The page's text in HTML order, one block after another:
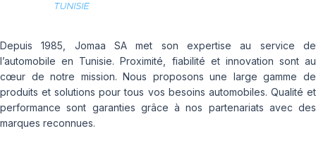
Depuis 1985, Jomaa SA met son expertise au service de
l’automobile en Tunisie. Proximité, fiabilité et innovation sont au
cœur de notre mission. Nous proposons une large gamme de
produits et solutions pour tous vos besoins automobiles. Qualité et
performance sont garanties grâce à nos partenariats avec des
marques reconnues.